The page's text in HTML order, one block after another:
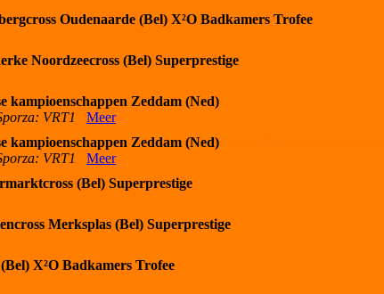
Oudenaarde (Bel) X²O Badkamers Trofee
Noordzeecross (Bel) Superprestige
kampioenschappen Zeddam (Ned)
VRT1
Meer
kampioenschappen Zeddam (Ned)
VRT1
Meer
(Bel) Superprestige
Merksplas (Bel) Superprestige
X²O Badkamers Trofee